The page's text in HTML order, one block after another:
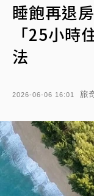
睡飽再退
「25小時
法
2026-06-06 16:01 旅